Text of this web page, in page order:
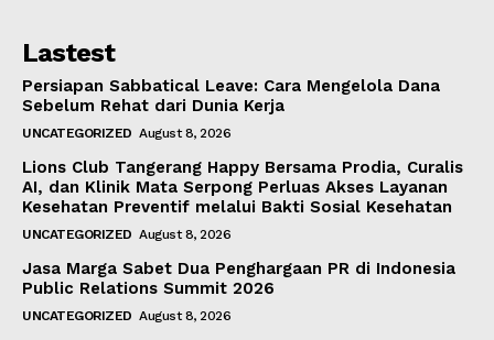
Lastest
Persiapan Sabbatical Leave: Cara Mengelola Dana
Sebelum Rehat dari Dunia Kerja
UNCATEGORIZED August 8, 2026
Lions Club Tangerang Happy Bersama Prodia, Curalis
AI, dan Klinik Mata Serpong Perluas Akses Layanan
Kesehatan Preventif melalui Bakti Sosial Kesehatan
UNCATEGORIZED August 8, 2026
Jasa Marga Sabet Dua Penghargaan PR di Indonesia
Public Relations Summit 2026
UNCATEGORIZED August 8, 2026